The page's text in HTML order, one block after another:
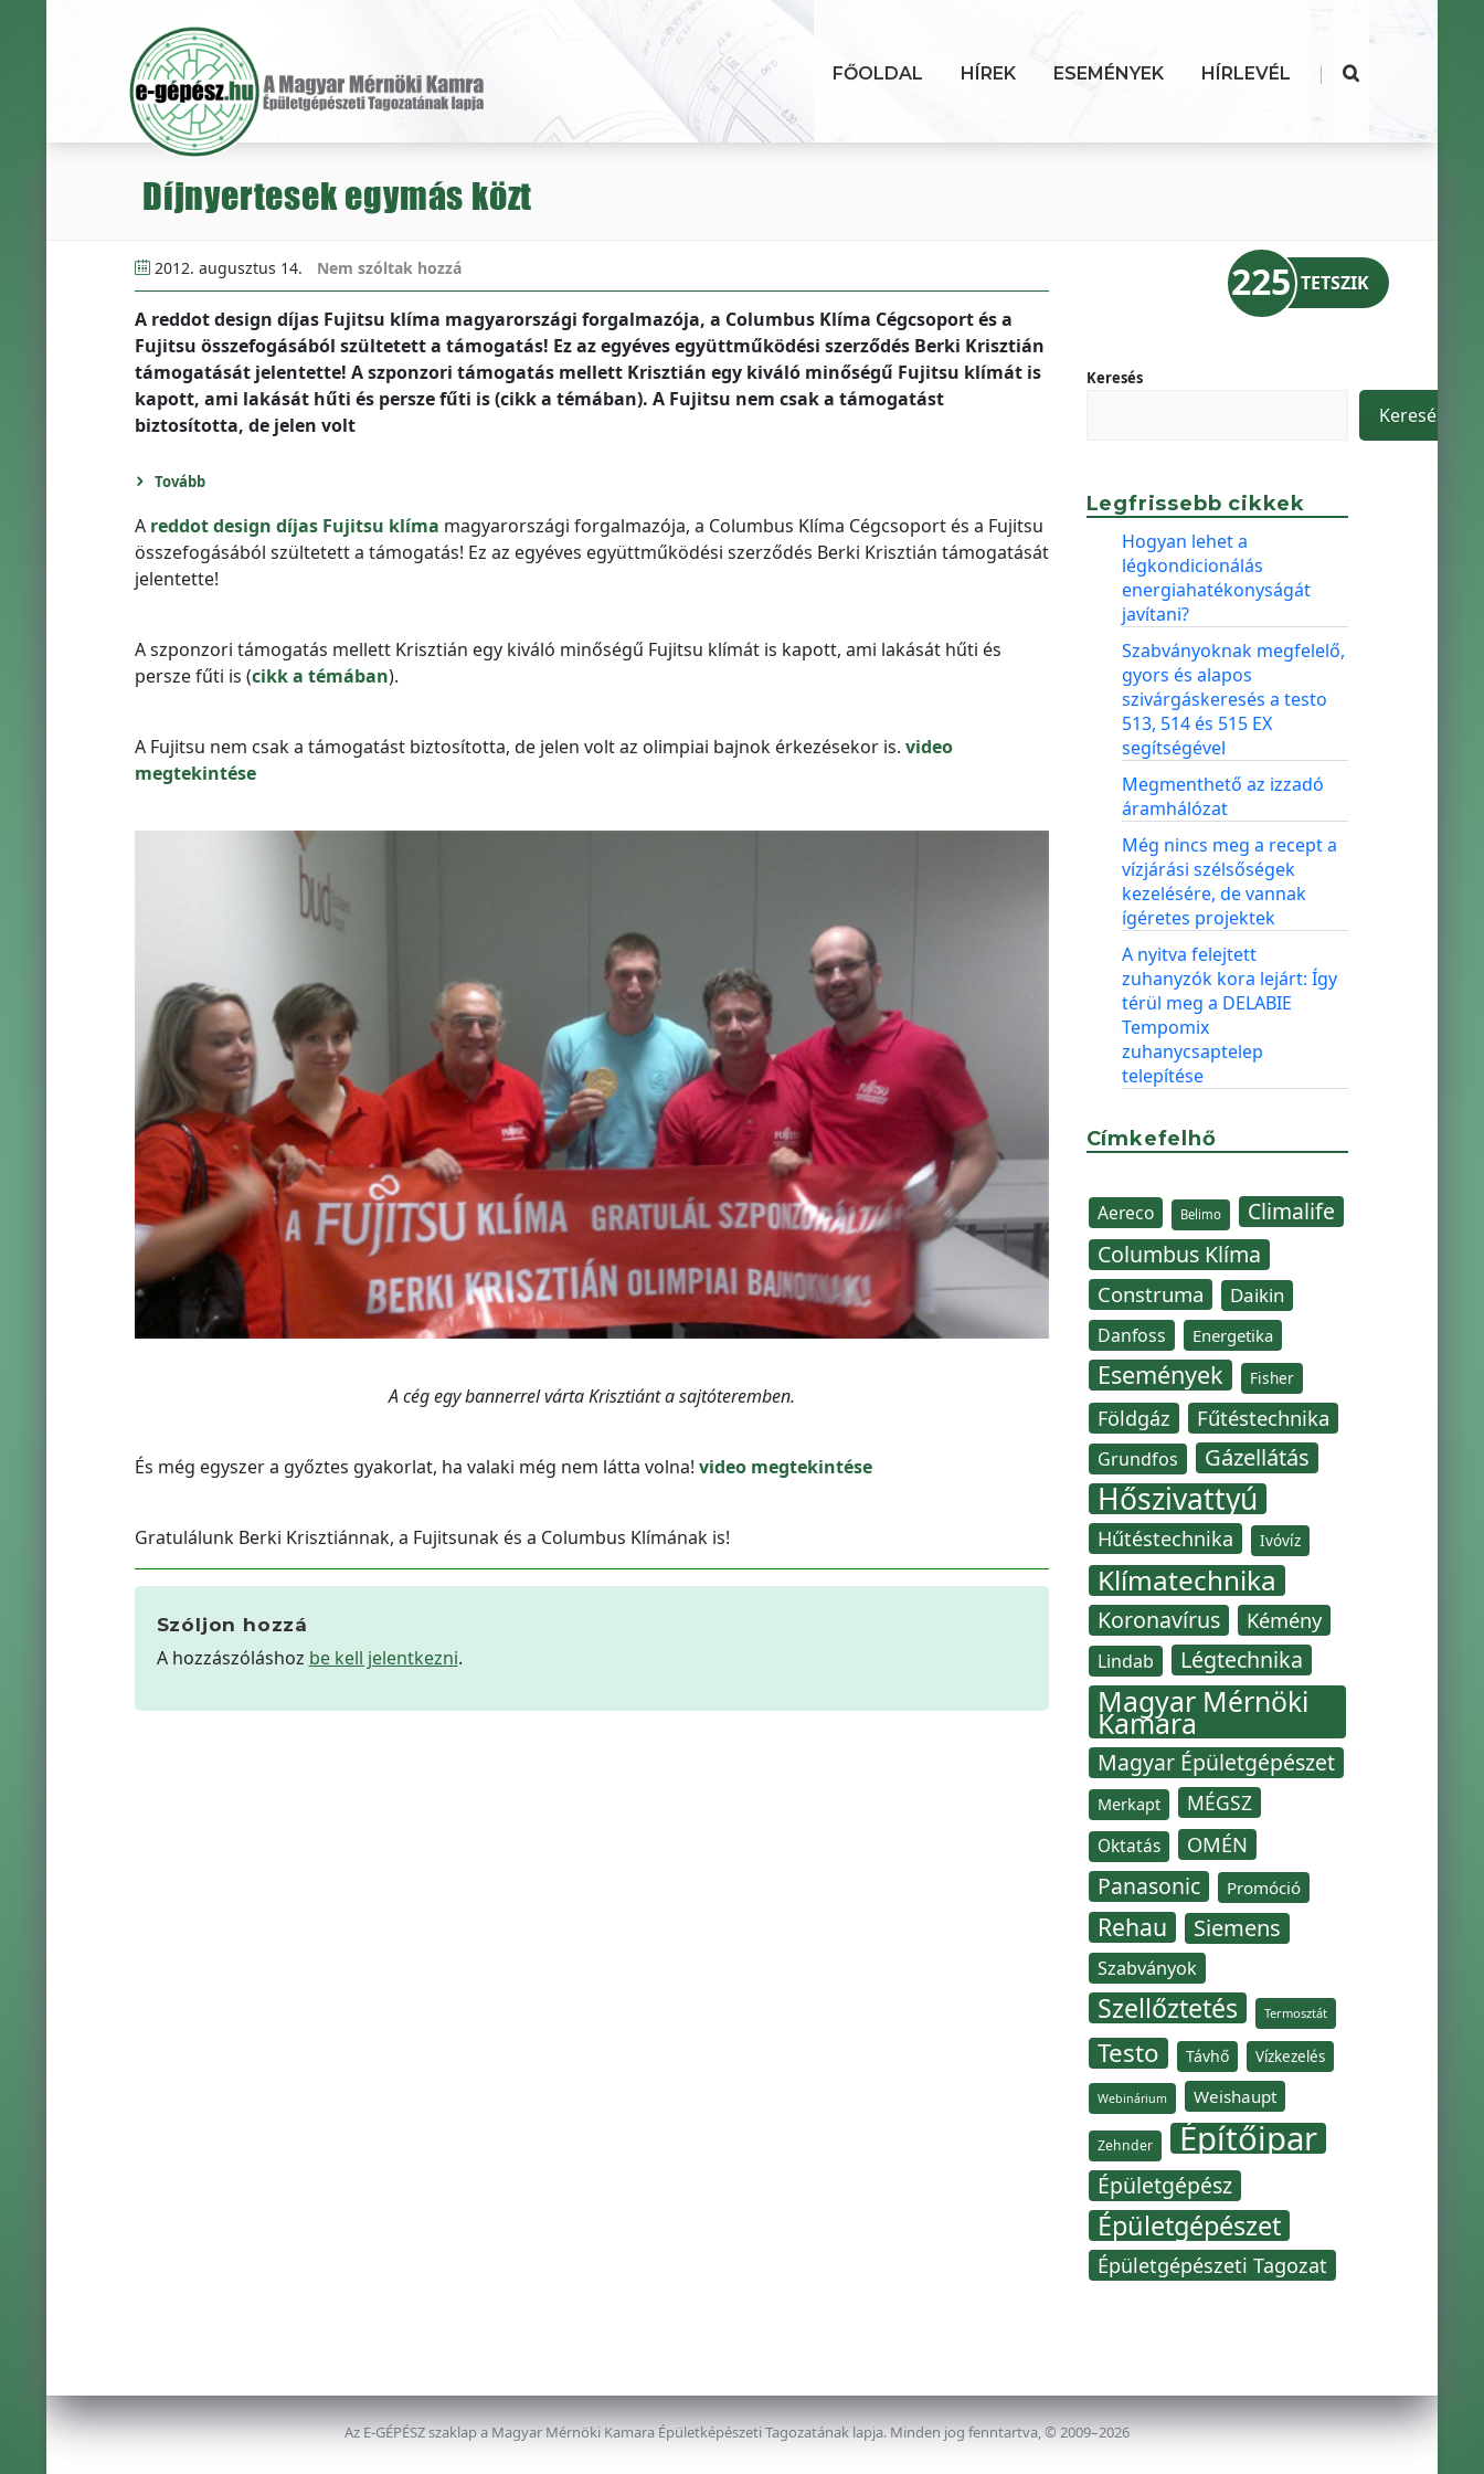
FŐOLDAL HÍREK ESEMÉNYEK HÍRLEVÉL |
Díjnyertesek egymás közt
2012. augusztus 14. Nem szóltak hozzá
A reddot design díjas Fujitsu klíma magyarországi forgalmazója, a Columbus Klíma Cégcsoport és a
Fujitsu összefogásából szültetett a támogatás! Ez az egyéves együttműködési szerződés Berki Krisztián
támogatását jelentette! A szponzori támogatás mellett Krisztián egy kiváló minőségű Fujitsu klímát is
kapott, ami lakását hűti és persze fűti is (cikk a témában). A Fujitsu nem csak a támogatást
biztosította, de jelen volt
Tovább
A reddot design díjas Fujitsu klíma magyarországi forgalmazója, a Columbus Klíma Cégcsoport és a Fujitsu
összefogásából szültetett a támogatás! Ez az egyéves együttműködési szerződés Berki Krisztián támogatását
jelentette!
A szponzori támogatás mellett Krisztián egy kiváló minőségű Fujitsu klímát is kapott, ami lakását hűti és
persze fűti is (cikk a témában).
A Fujitsu nem csak a támogatást biztosította, de jelen volt az olimpiai bajnok érkezésekor is. video
megtekintése
A cég egy bannerrel várta Krisztiánt a sajtóteremben.
És még egyszer a győztes gyakorlat, ha valaki még nem látta volna! video megtekintése
Gratulálunk Berki Krisztiánnak, a Fujitsunak és a Columbus Klímának is!
Szóljon hozzá
A hozzászóláshoz be kell jelentkezni.
225 TETSZIK
Keresés
Keresés
Legfrissebb cikkek
Hogyan lehet a
légkondicionálás
energiahatékonyságát
javítani?
Szabványoknak megfelelő,
gyors és alapos
szivárgáskeresés a testo
513, 514 és 515 EX
segítségével
Megmenthető az izzadó
áramhálózat
Még nincs meg a recept a
vízjárási szélsőségek
kezelésére, de vannak
ígéretes projektek
A nyitva felejtett
zuhanyzók kora lejárt: Így
térül meg a DELABIE
Tempomix
zuhanycsaptelep
telepítése
Címkefelhő
Aereco Belimo
Climalife
Columbus Klíma
Construma Daikin
Danfoss Energetika
Események Fisher
Földgáz Fűtéstechnika
Grundfos Gázellátás
Hőszivattyú
Hűtéstechnika Ivóvíz
Klímatechnika
Koronavírus Kémény
Lindab Légtechnika
Magyar Mérnöki
Kamara
Magyar Épületgépészet
Merkapt MÉGSZ
Oktatás OMÉN
Panasonic Promóció
Rehau Siemens
Szabványok
Szellőztetés Termosztát
Testo Távhő Vízkezelés
Webinárium Weishaupt
Zehnder Építőipar
Épületgépész
Épületgépészet
Épületgépészeti Tagozat
Az E-GÉPÉSZ szaklap a Magyar Mérnöki Kamara Épületképészeti Tagozatának lapja. Minden jog fenntartva, © 2009–2026